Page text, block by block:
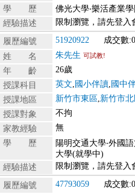
學 歷
佛光大學‧樂活產業
經驗描述
限制瀏覽，請先登
履歷編號 51920922
成交數:0
姓 名
朱先生 可試教!
年 齡
26歲
授課科目
英文, 國小伴讀, 國中
授課地區
新竹市東區,新竹市北
授課對象
不拘
家教經驗
無
學 歷
陽明交通大學‧外國
大學(就學中)
經驗描述
限制瀏覽，請先登
履歷編號 47793059
成交數:0